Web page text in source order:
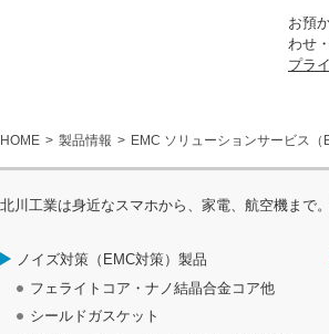
お預
わせ
プラ
HOME 製品情報 EMC ソリューションサービス（
北川工業は身近なスマホから、家電、航空機まで
ノイズ対策（EMC対策）製品
フェライトコア・ナノ結晶合金コア他
シールドガスケット